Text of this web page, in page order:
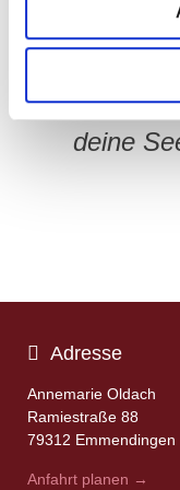
»Tue
deine
Adresse
Annemarie Oldach
Ramiestraße 88
79312 Emmendingen
Anfahrt planen →